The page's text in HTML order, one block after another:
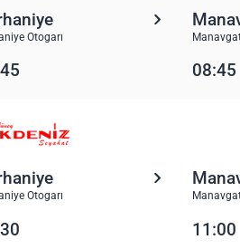
Otogarı
08:45
Otogarı
11:00